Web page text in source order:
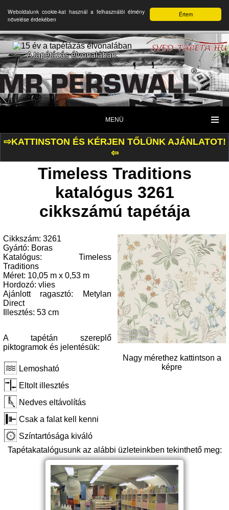
Értem
Weboldalunk cookie-kat használ a felhasználói élmény
növelése érdekében
A tapétázás élvonalában.
MENÜ
⇨KATTINSTON ÉS KÉRJEN TŐLÜNK AJÁNLATOT!
⇦
Timeless Traditions
katalógus 3261
cikkszámú tapétája
Cikkszám: 3261
Gyártó: Boras
Katalógus: Timeless
Traditions
Méret: 10,05 m x 0,53 m
Hordozó: vlies
Ajánlott ragasztó: Metylan
Direct
Illesztés: 53 cm
A tapétán szereplő
piktogramok és jelentésük:
Lemosható
Eltolt illesztés
Nedves eltávolítás
Csak a falat kell kenni
Színtartósága kiváló
Nagy mérethez kattintson a
képre
Tapétakatalógusunk az alábbi üzleteinkben tekinthető meg: